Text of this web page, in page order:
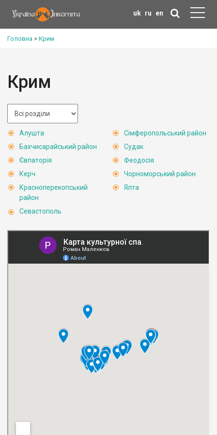
uk ru en
Головна > Крим
Крим
Алушта
Бахчисарайський район
Євпаторія
Керч
Красноперекопський
район
Севастополь
Сімферопольський район
Судак
Феодосія
Чорноморський район
Ялта